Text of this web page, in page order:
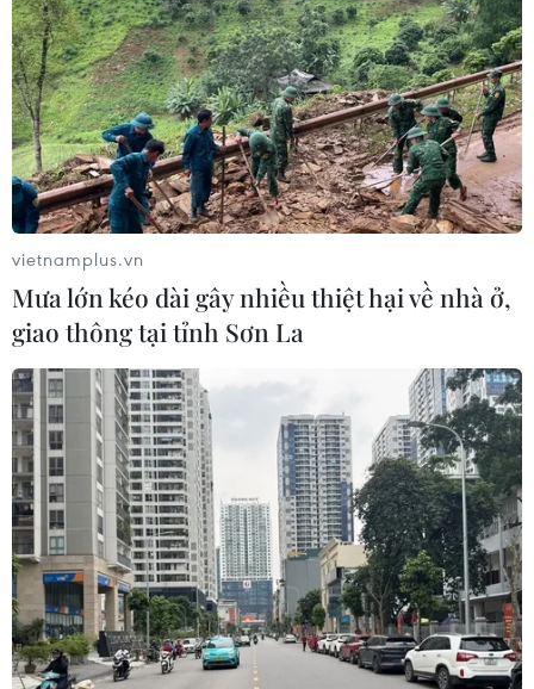
Thi công trở lại dự án sửa chữa Quốc
lộ 30 sau phản ánh của TTXVN
06/08/2026 09:42
Hà Nội tăng tốc thi công
đường Vành đai 1 đoạn Hoàng Cầu-
Voi Phục
06/08/2026 09:07
Giám đốc Công ty cổ phần Mekolor
06/08/2026 09:06
Đồng Nai yêu cầu đẩy nhanh tiến độ
dự án kết nối vùng, sân bay Long
Thành
06/08/2026 09:05
vietnamplus.vn
Mưa lớn kéo dài gây nhiều thiệt hại về nhà ở,
giao thông tại tỉnh Sơn La